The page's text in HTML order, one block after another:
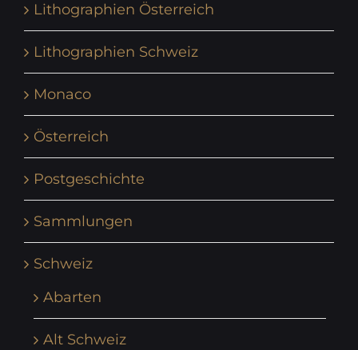
Lithographien Österreich
Lithographien Schweiz
Monaco
Österreich
Postgeschichte
Sammlungen
Schweiz
Abarten
Alt Schweiz